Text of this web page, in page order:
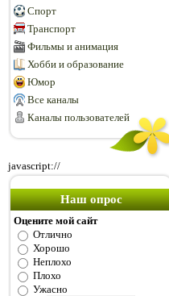
Спорт
Транспорт
Фильмы и анимация
Хобби и образование
Юмор
Все каналы
Каналы пользователей
javascript://
Наш опрос
Оцените мой сайт
Отлично
Хорошо
Неплохо
Плохо
Ужасно